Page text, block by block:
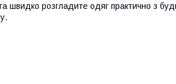
швидко розгладите одяг практично з